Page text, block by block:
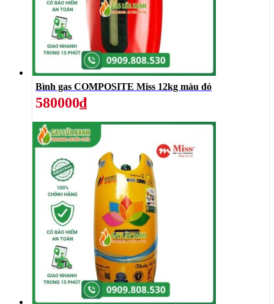
Bình gas COMPOSITE Miss 12kg màu đỏ
580000₫